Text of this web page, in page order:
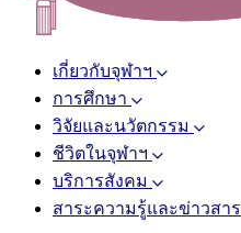
เกี่ยวกับจุฬาฯ
การศึกษา
วิจัยและนวัตกรรม
ชีวิตในจุฬาฯ
บริการสังคม
สาระความรู้และข่าวสาร